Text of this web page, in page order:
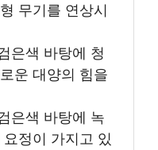
무기를 연상시
은색 바탕에 청
운 대양의 힘을
은색 바탕에 녹
정이 가지고 있